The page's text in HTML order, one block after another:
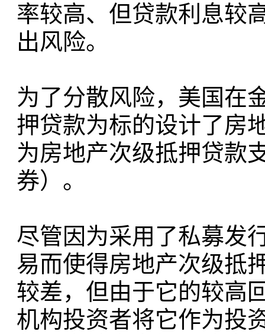
率较高、但贷款利息较
出风险。
为了分散风险，美国在
押贷款为标的设计了房
为房地产次级抵押贷款
券）。
尽管因为采用了私募发
易而使得房地产次级抵
较差，但由于它的较高
机构投资者将它作为投